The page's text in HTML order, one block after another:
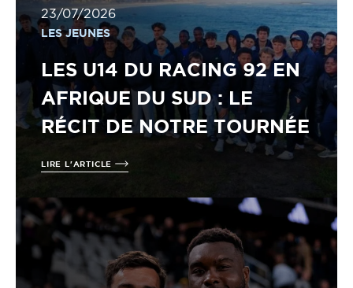
23/07/2026
LES JEUNES
LES U14 DU RACING 92 EN
AFRIQUE DU SUD : LE
RÉCIT DE NOTRE TOURNÉE
LIRE L'ARTICLE